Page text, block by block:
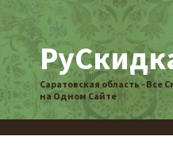
Саратовская область -
на Одном Сайте